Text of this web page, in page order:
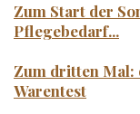
Zum Start der
Pflegebedarf...
Zum dritten
Warentest